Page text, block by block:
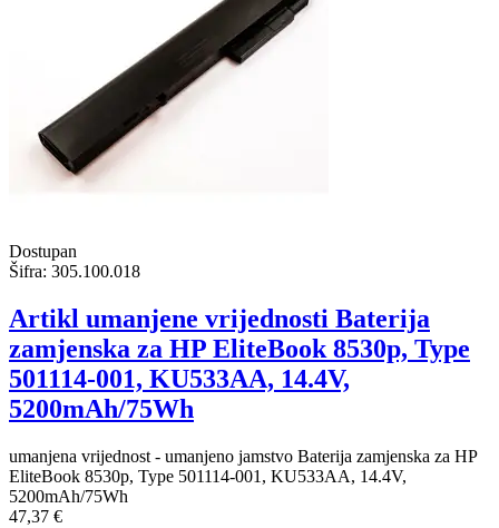
Dostupan
Šifra: 305.100.018
Artikl umanjene vrijednosti Baterija
zamjenska za HP EliteBook 8530p, Type
501114-001, KU533AA, 14.4V,
5200mAh/75Wh
umanjena vrijednost - umanjeno jamstvo Baterija zamjenska za HP
EliteBook 8530p, Type 501114-001, KU533AA, 14.4V,
5200mAh/75Wh
47,37 €